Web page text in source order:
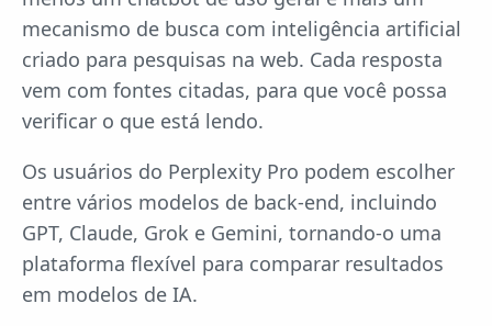
mecanismo de busca com inteligência artificial
criado para pesquisas na web. Cada resposta
vem com fontes citadas, para que você possa
verificar o que está lendo.
Os usuários do Perplexity Pro podem escolher
entre vários modelos de back-end, incluindo
GPT, Claude, Grok e Gemini, tornando-o uma
plataforma flexível para comparar resultados
em modelos de IA.